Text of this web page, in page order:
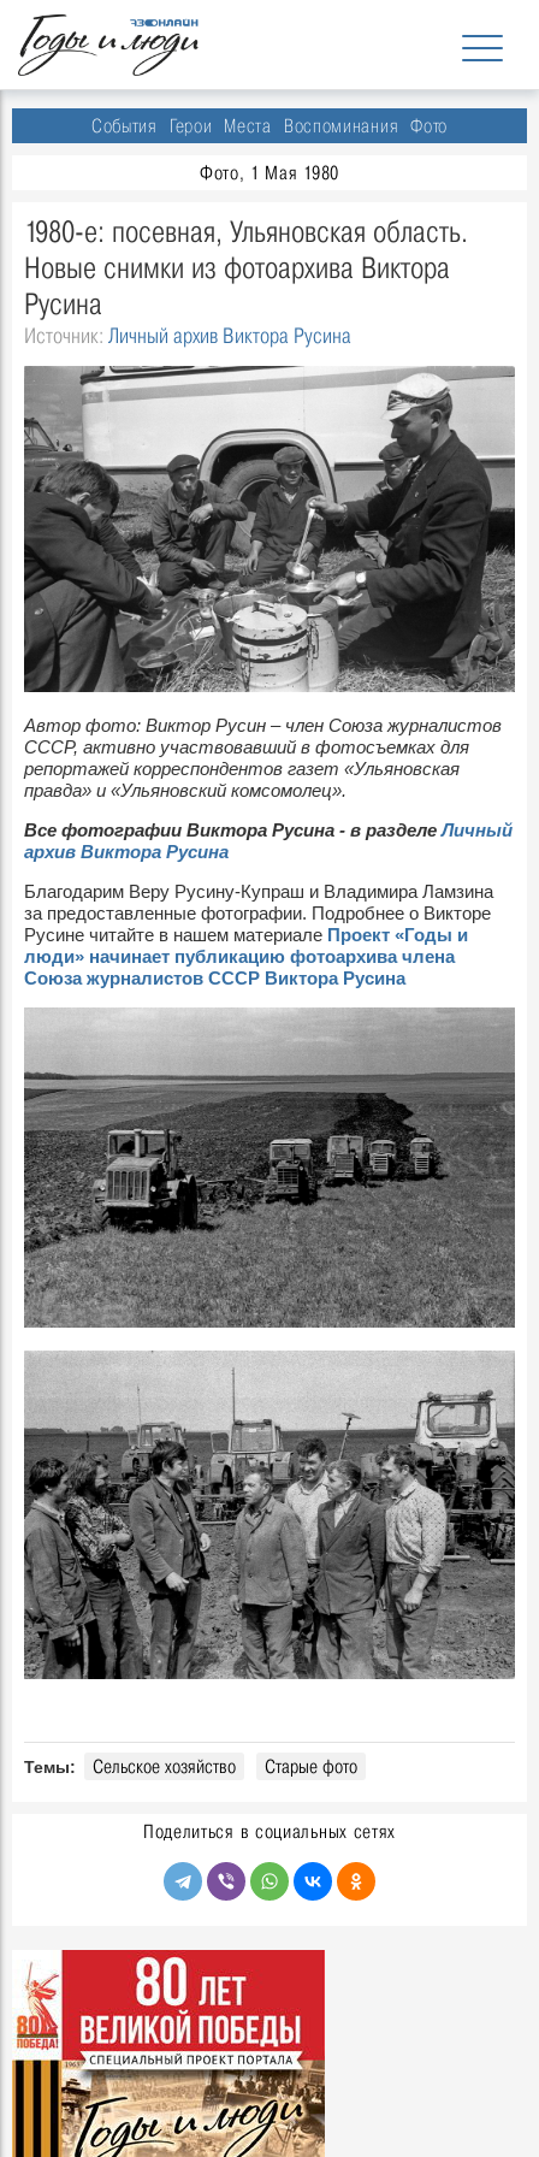
События Герои Места Воспоминания Фото
Фото, 1 Мая 1980
1980-е: посевная, Ульяновская область.
Новые снимки из фотоархива Виктора
Русина
Источник: Личный архив Виктора Русина
Автор фото: Виктор Русин – член Союза журналистов
СССР, активно участвовавший в фотосъемках для
репортажей корреспондентов газет «Ульяновская
правда» и «Ульяновский комсомолец».
Все фотографии Виктора Русина - в разделеЛичный
архив Виктора Русина
Благодарим Веру Русину-Купраш и Владимира Ламзина
за предоставленные фотографии. Подробнее о Викторе
Русине читайте в нашем материале Проект «Годы и
люди» начинает публикацию фотоархива члена
Союза журналистов СССР Виктора Русина
Темы: Сельское хозяйство Старые фото
Поделиться в социальных сетях